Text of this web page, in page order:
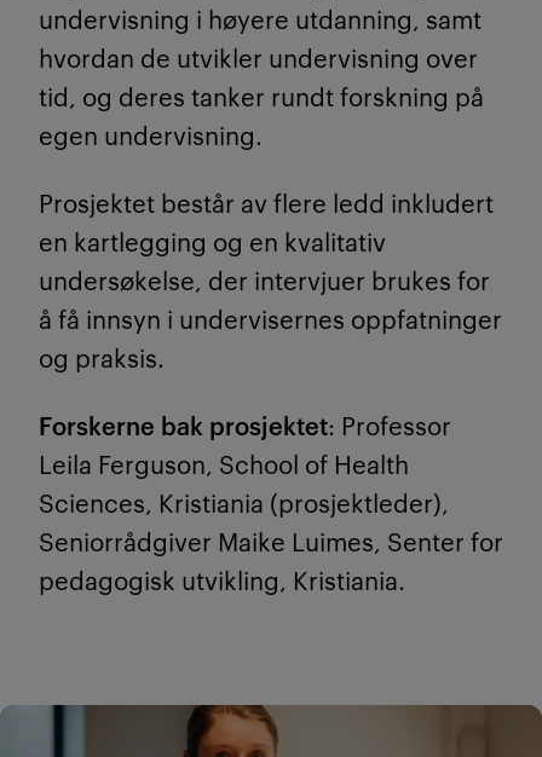
undervisning i høyere utdanning, samt
hvordan de utvikler undervisning over
tid, og deres tanker rundt forskning på
egen undervisning.
Prosjektet består av flere ledd inkludert
en kartlegging og en kvalitativ
undersøkelse, der intervjuer brukes for
å få innsyn i undervisernes oppfatninger
og praksis.
Forskerne bak prosjektet: Professor
Leila Ferguson, School of Health
Sciences, Kristiania (prosjektleder),
Seniorrådgiver Maike Luimes, Senter for
pedagogisk utvikling, Kristiania.